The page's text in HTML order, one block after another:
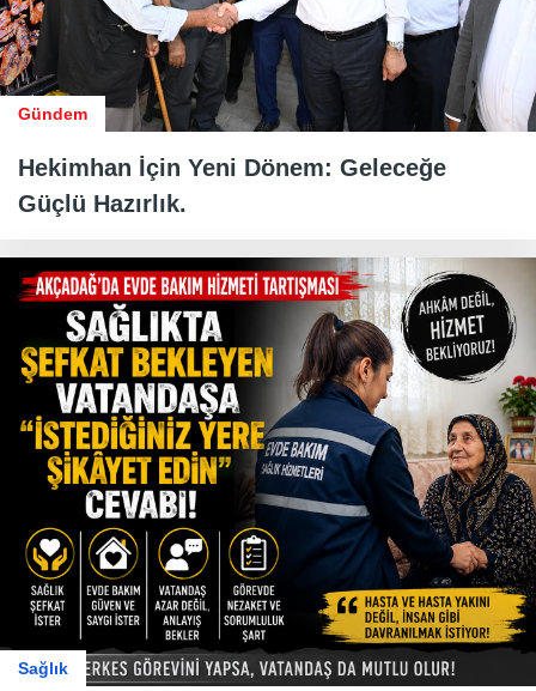
Gündem
Hekimhan İçin Yeni Dönem: Geleceğe
Güçlü Hazırlık.
Sağlık